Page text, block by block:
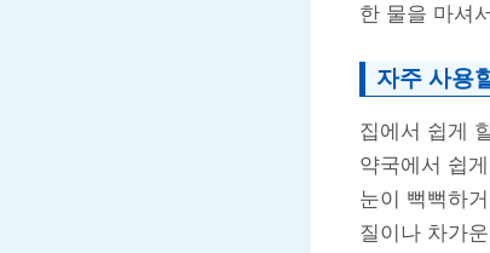
한 물을 마셔
자주 사용
집에서 쉽게
약국에서 쉽
눈이 뻑뻑하
질이나 차가